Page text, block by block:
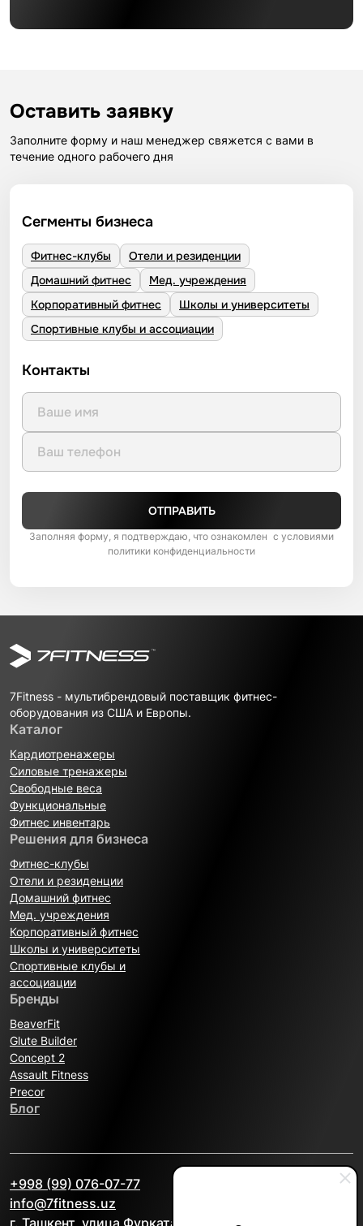
Оставить заявку
Заполните форму и наш менеджер свяжется с вами в
течение одного рабочего дня
Сегменты бизнеса
Фитнес-клубы
Отели и резиденции
Домашний фитнес
Мед. учреждения
Корпоративный фитнес
Школы и университеты
Спортивные клубы и ассоциации
Контакты
ОТПРАВИТЬ
Заполняя форму, я подтверждаю, что ознакомлен с условиями
политики конфиденциальности
7Fitness - мультибрендовый поставщик фитнес-
оборудования из США и Европы.
Каталог
Кардиотренажеры
Силовые тренажеры
Свободные веса
Функциональные
Фитнес инвентарь
Решения для бизнеса
Фитнес-клубы
Отели и резиденции
Домашний фитнес
Мед. учреждения
Корпоративный фитнес
Школы и университеты
Спортивные клубы и
ассоциации
Бренды
BeaverFit
Glute Builder
Concept 2
Assault Fitness
Precor
Блог
+998 (99) 076-07-77
info@7fitness.uz